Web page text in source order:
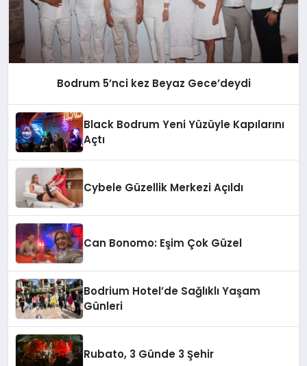
Bodrum 5’nci kez Beyaz Gece’deydi
Black Bodrum Yeni Yüzüyle Kapılarını
Açtı
Cybele Güzellik Merkezi Açıldı
Can Bonomo: Eşim Çok Güzel
Bodrium Hotel’de Sağlıklı Yaşam
Günleri
Rubato, 3 Günde 3 Şehir